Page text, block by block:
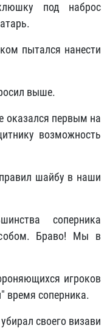
под наброс
пытался нанести
выше.
оказался первым на
возможность
шайбу в наши
соперника
Браво! Мы в
игроков
время соперника.
своего визави